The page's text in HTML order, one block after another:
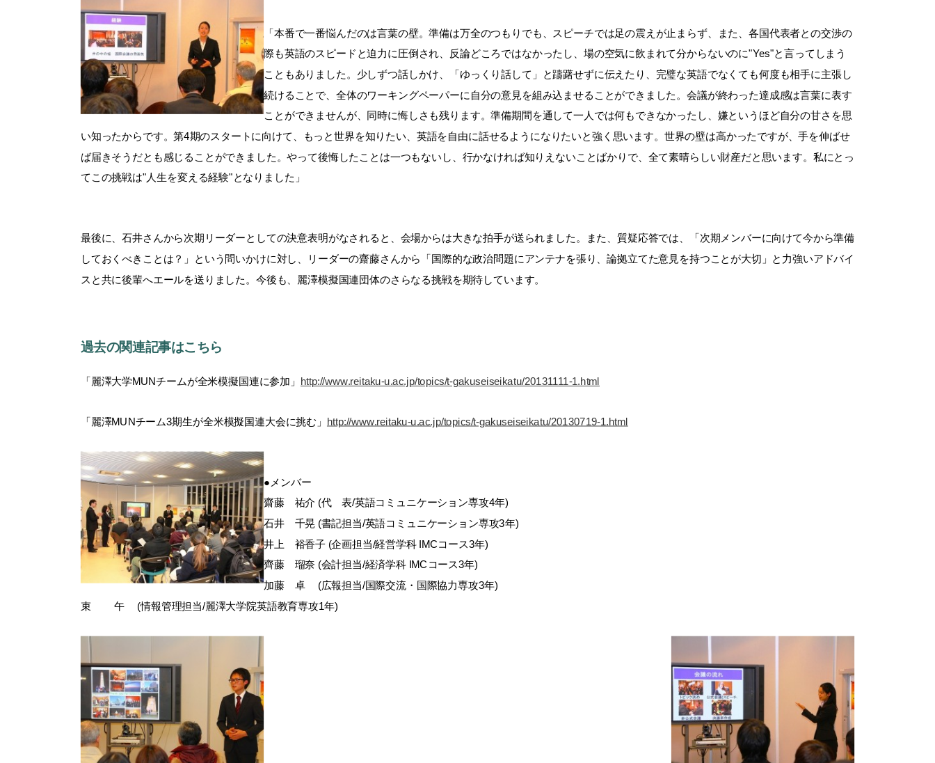
「本番で一番悩んだのは言葉の壁。準備は万全のつもりでも、スピーチでは足の震えが止まらず、また、各国代表者との交渉の
際も英語のスピードと迫力に圧倒され、反論どころではなかったし、場の空気に飲まれて分からないのに"Yes"と言ってしまう
こともありました。少しずつ話しかけ、「ゆっくり話して」と躊躇せずに伝えたり、完璧な英語でなくても何度も相手に主張し
続けることで、全体のワーキングペーパーに自分の意見を組み込ませることができました。会議が終わった達成感は言葉に表す
ことができませんが、同時に悔しさも残ります。準備期間を通して一人では何もできなかったし、嫌というほど自分の甘さを思
い知ったからです。第4期のスタートに向けて、もっと世界を知りたい、英語を自由に話せるようになりたいと強く思います。世界の壁は高かったですが、手を伸ばせ
ば届きそうだとも感じることができました。やって後悔したことは一つもないし、行かなければ知りえないことばかりで、全て素晴らしい財産だと思います。私にとっ
てこの挑戦は"人生を変える経験"となりました」
最後に、石井さんから次期リーダーとしての決意表明がなされると、会場からは大きな拍手が送られました。また、質疑応答では、「次期メンバーに向けて今から準備
しておくべきことは？」という問いかけに対し、リーダーの齋藤さんから「国際的な政治問題にアンテナを張り、論拠立てた意見を持つことが大切」と力強いアドバイ
スと共に後輩へエールを送りました。 今後も、麗澤模擬国連団体のさらなる挑戦を期待しています。
過去の関連記事はこちら
「麗澤大学MUNチームが全米模擬国連に参加」 http://www.reitaku-u.ac.jp/topics/t-gakuseiseikatu/20131111-1.html
「 麗澤MUNチーム3期生が全米模擬国連大会に挑む 」 http://www.reitaku-u.ac.jp/topics/t-gakuseiseikatu/20130719-1.html
●メンバー
齋藤 祐介 (代 表/英語コミュニケーション専攻4年)
石井 千晃 (書記担当/英語コミュニケーション専攻3年)
井上 裕香子 (企画担当/経営学科 IMCコース3年)
齊藤 瑠奈 (会計担当/経済学科 IMCコース3年)
加藤 卓 (広報担当/国際交流・国際協力専攻3年)
束 午 (情報管理担当/麗澤大学院英語教育専攻1年)